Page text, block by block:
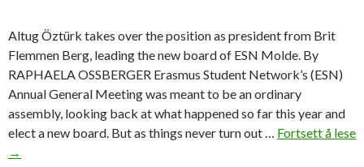
Altug Öztürk takes over the position as president from Brit
Flemmen Berg, leading the new board of ESN Molde. By
RAPHAELA OSSBERGER Erasmus Student Network’s (ESN)
Annual General Meeting was meant to be an ordinary
assembly, looking back at what happened so far this year and
elect a new board. But as things never turn out … Fortsett å lese
N
→